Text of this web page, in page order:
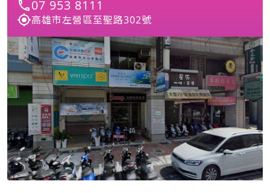
07 953 8111
高雄市左營區至聖路302號